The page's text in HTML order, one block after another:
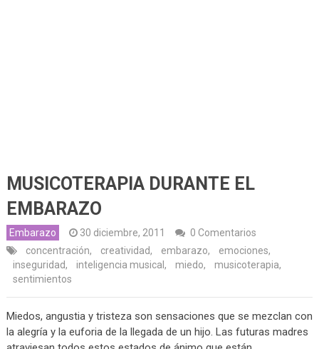
MUSICOTERAPIA DURANTE EL
EMBARAZO
Embarazo 30 diciembre, 2011
0 Comentarios
concentración, creatividad, embarazo, emociones,
inseguridad, inteligencia musical , miedo, musicoterapia,
sentimientos
Miedos, angustia y tristeza son sensaciones que se mezclan con
la alegría y la euforia de la llegada de un hijo. Las futuras madres